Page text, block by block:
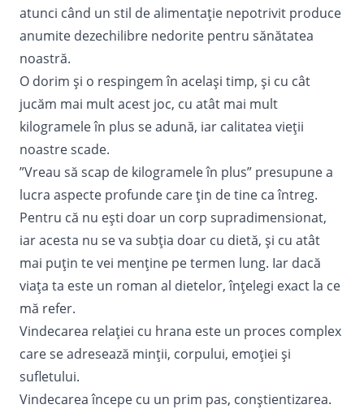
atunci când un stil de alimentație nepotrivit produce
anumite dezechilibre nedorite pentru sănătatea
noastră.
O dorim și o respingem în același timp, și cu cât
jucăm mai mult acest joc, cu atât mai mult
kilogramele în plus se adună, iar calitatea vieții
noastre scade.
”Vreau să scap de kilogramele în plus” presupune a
lucra aspecte profunde care țin de tine ca întreg.
Pentru că nu ești doar un corp supradimensionat,
iar acesta nu se va subția doar cu dietă, și cu atât
mai puțin te vei menține pe termen lung. Iar dacă
viața ta este un roman al dietelor, înțelegi exact la ce
mă refer.
Vindecarea relației cu hrana este un proces complex
care se adresează minții, corpului, emoției și
sufletului.
Vindecarea începe cu un prim pas, conștientizarea.